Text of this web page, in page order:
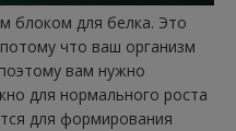
блоком для белка. Это
что ваш организм
вам нужно
для нормального роста
для формирования